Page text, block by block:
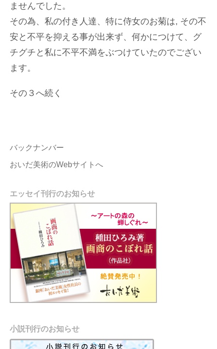
ませんでした。
その為、私の付き人達、特に侍女のお菊は, その不
安と不平を抑える事が出来ず、何かにつけて、グ
チグチと私に不平不満をぶつけていたのでござい
ます。
その３へ続く
バックナンバー
おいだ美術のWebサイトへ
エッセイ刊行のお知らせ
小説刊行のお知らせ